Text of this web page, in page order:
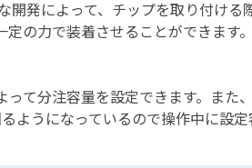
発によって、チップを取り付ける
の力で装着させることができま
て分注容量を設定できます。ま
ようになっているので操作中に設定